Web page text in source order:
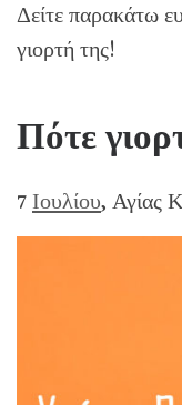
Δείτε παρακάτω
γιορτή της!
Πότε
7 Ιουλίου, Αγίας